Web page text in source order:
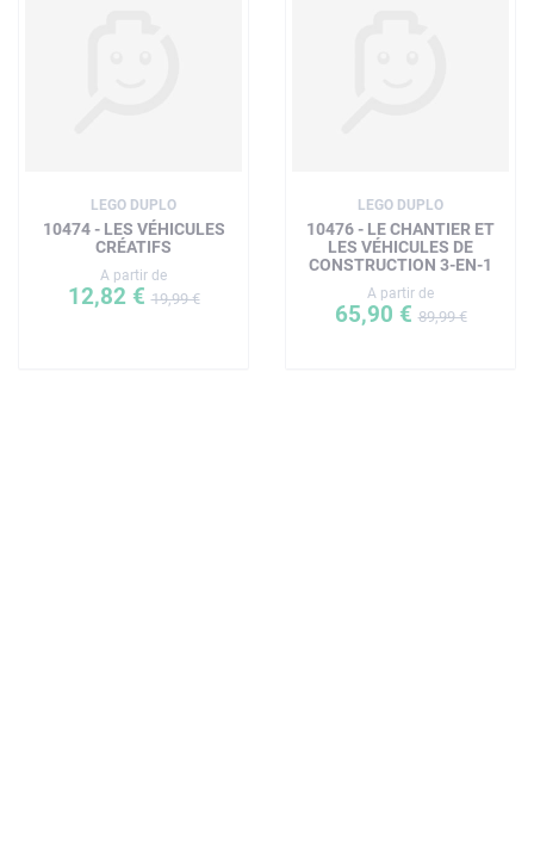
LEGO DUPLO
10474 - LES VÉHICULES
CRÉATIFS
A partir de
12,82 €19,99 €
LEGO DUPLO
10476 - LE CHANTIER ET
LES VÉHICULES DE
CONSTRUCTION 3-EN-1
A partir de
65,90 €89,99 €